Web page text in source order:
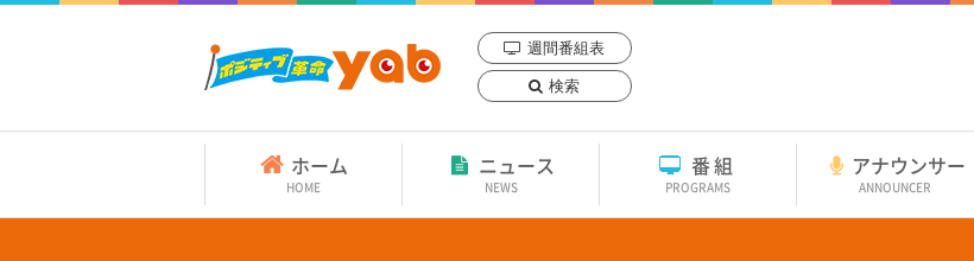
週間番組表
検索
ホーム
HOME
ニュース
NEWS
番組
PROGRAMS
アナウンサー
ANNOUNCER